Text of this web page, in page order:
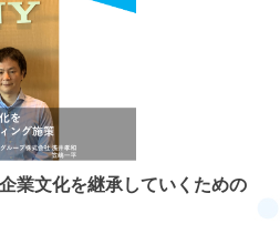
業文化を継承していくための